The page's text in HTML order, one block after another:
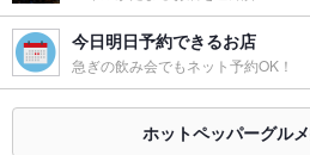
今日明日予約できるお店
急ぎの飲み会でもネット予約OK！
ホットペッパーグル